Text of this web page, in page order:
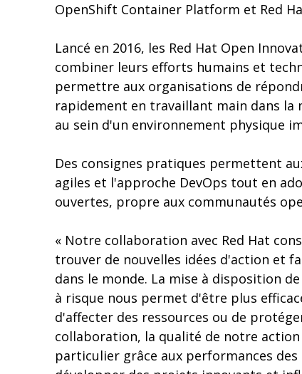
OpenShift Container Platform et Red
Lancé en 2016, les Red Hat Open
combiner leurs efforts humains et
permettre aux organisations de
rapidement en travaillant main dans la
au sein d'un environnement physique
Des consignes pratiques permettent
agiles et l'approche DevOps tout en
ouvertes, propre aux communautés
« Notre collaboration avec Red Hat
trouver de nouvelles idées d'action et
dans le monde. La mise à disposition
à risque nous permet d'être plus
d'affecter des ressources ou de
collaboration, la qualité de notre
particulier grâce aux performances